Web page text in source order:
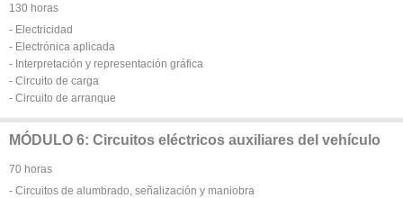
130 horas
- Electricidad
- Electrónica aplicada
- Interpretación y representación gráfica
- Circuito de carga
- Circuito de arranque
MÓDULO 6: Circuitos eléctricos auxiliares del vehículo
70 horas
- Circuitos de alumbrado, señalización y maniobra